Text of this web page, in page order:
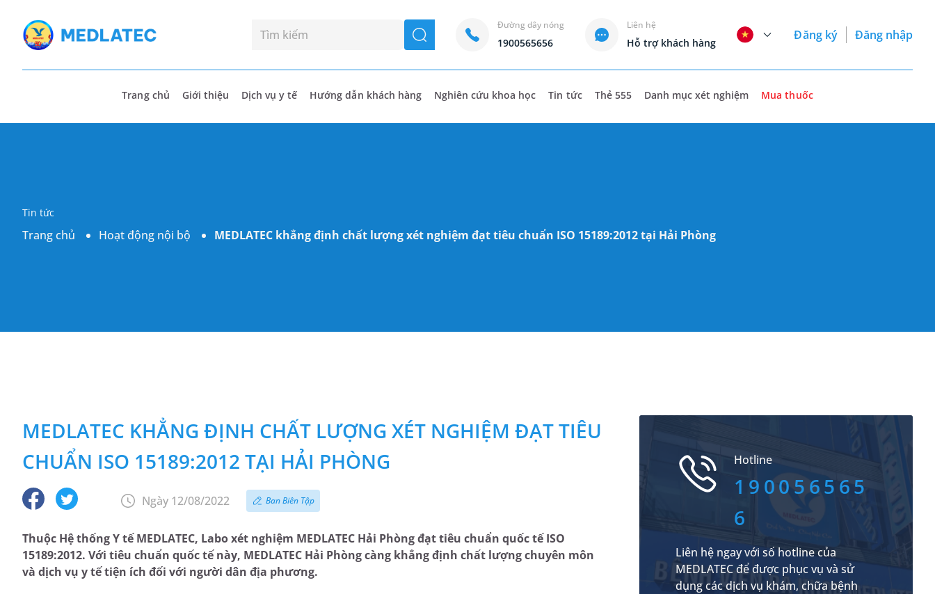
seach
Đường dây nóng
1900565656
Liên hệ
Hỗ trợ khách hàng
Đăng ký Đăng nhập
Trang chủ Giới thiệu Dịch vụ y tế Hướng dẫn khách hàng Nghiên cứu khoa học Tin tức Thẻ 555 Danh mục xét nghiệm Mua thuốc
Tin tức
Trang chủ Hoạt động nội bộ MEDLATEC khẳng định chất lượng xét nghiệm đạt tiêu chuẩn ISO 15189:2012 tại Hải Phòng
MEDLATEC KHẲNG ĐỊNH CHẤT LƯỢNG XÉT NGHIỆM ĐẠT TIÊU
CHUẨN ISO 15189:2012 TẠI HẢI PHÒNG
Ngày 12/08/2022 Ban Biên Tập
Thuộc Hệ thống Y tế MEDLATEC, Labo xét nghiệm MEDLATEC Hải Phòng đạt tiêu chuẩn quốc tế ISO
15189:2012. Với tiêu chuẩn quốc tế này, MEDLATEC Hải Phòng càng khẳng định chất lượng chuyên môn
và dịch vụ y tế tiện ích đối với người dân địa phương.
Hotline
190056565
6
Liên hệ ngay với số hotline của
MEDLATEC để được phục vụ và sử
dụng các dịch vụ khám, chữa bệnh